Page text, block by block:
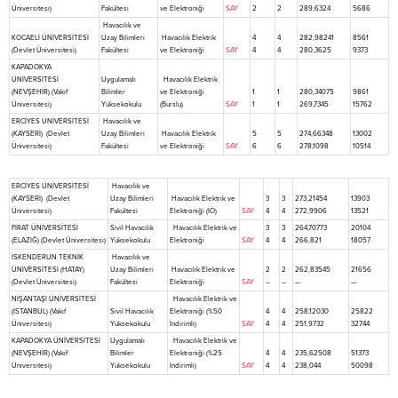
Üniversitesi) Fakültesi ve Elektroniği SAY 2 2 289,6324 5686
KOCAELİ ÜNİVERSİTESİ
(Devlet Üniversitesi)
Havacılık ve
Uzay Bilimleri
Fakültesi
Havacılık Elektrik
ve Elektroniği
SAY
4
4
4
4
282,98241
280,3625
8561
9373
KAPADOKYA
ÜNİVERSİTESİ
(NEVŞEHİR) (Vakıf
Üniversitesi)
Uygulamalı
Bilimler
Yüksekokulu
Havacılık Elektrik
ve Elektroniği
(Burslu)
SAY
1
1
1
1
280,34075
269,7345
9861
15762
ERCİYES ÜNİVERSİTESİ
(KAYSERİ) (Devlet
Üniversitesi)
Havacılık ve
Uzay Bilimleri
Fakültesi
Havacılık Elektrik
ve Elektroniği
SAY
5
6
5
6
274,66348
278,1098
13002
10514
ERCİYES ÜNİVERSİTESİ
(KAYSERİ) (Devlet
Üniversitesi)
Havacılık ve
Uzay Bilimleri
Fakültesi
Havacılık Elektrik ve
Elektroniği (İÖ)
SAY
3
4
3
4
273,21454
272,9906
13903
13521
FIRAT ÜNİVERSİTESİ
(ELAZIĞ) (Devlet Üniversitesi)
Sivil Havacılık
Yüksekokulu
Havacılık Elektrik ve
Elektroniği
SAY
3
4
3
4
264,70773
266,821
20104
18057
İSKENDERUN TEKNİK
ÜNİVERSİTESİ (HATAY)
(Devlet Üniversitesi)
Havacılık ve
Uzay Bilimleri
Fakültesi
Havacılık Elektrik ve
Elektroniği
SAY
2
–
2
–
262,83545
—
21656
—
NİŞANTAŞI ÜNİVERSİTESİ
(İSTANBUL) (Vakıf
Üniversitesi)
Sivil Havacılık
Yüksekokulu
Havacılık Elektrik ve
Elektroniği (%50
İndirimli)
SAY
4
4
4
4
258,12030
251,9732
25822
32744
KAPADOKYA ÜNİVERSİTESİ
(NEVŞEHİR) (Vakıf
Üniversitesi)
Uygulamalı
Bilimler
Yüksekokulu
Havacılık Elektrik ve
Elektroniği (%25
İndirimli)
SAY
4
4
4
4
235,62508
238,044
51373
50098